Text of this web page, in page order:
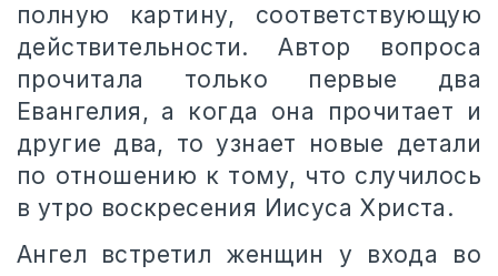
полную картину, соответствующую
действительности. Автор вопроса
прочитала только первые два
Евангелия, а когда она прочитает и
другие два, то узнает новые детали
по отношению к тому, что случилось
в утро воскресения Иисуса Христа.
Ангел встретил женщин у входа во